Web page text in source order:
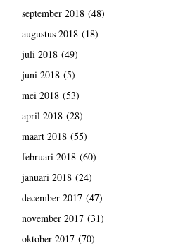
september 2018(48)
augustus 2018(18)
juli 2018(49)
juni 2018(5)
mei 2018(53)
april 2018(28)
maart 2018(55)
februari 2018(60)
januari 2018(24)
december 2017(47)
november 2017(31)
oktober 2017(70)